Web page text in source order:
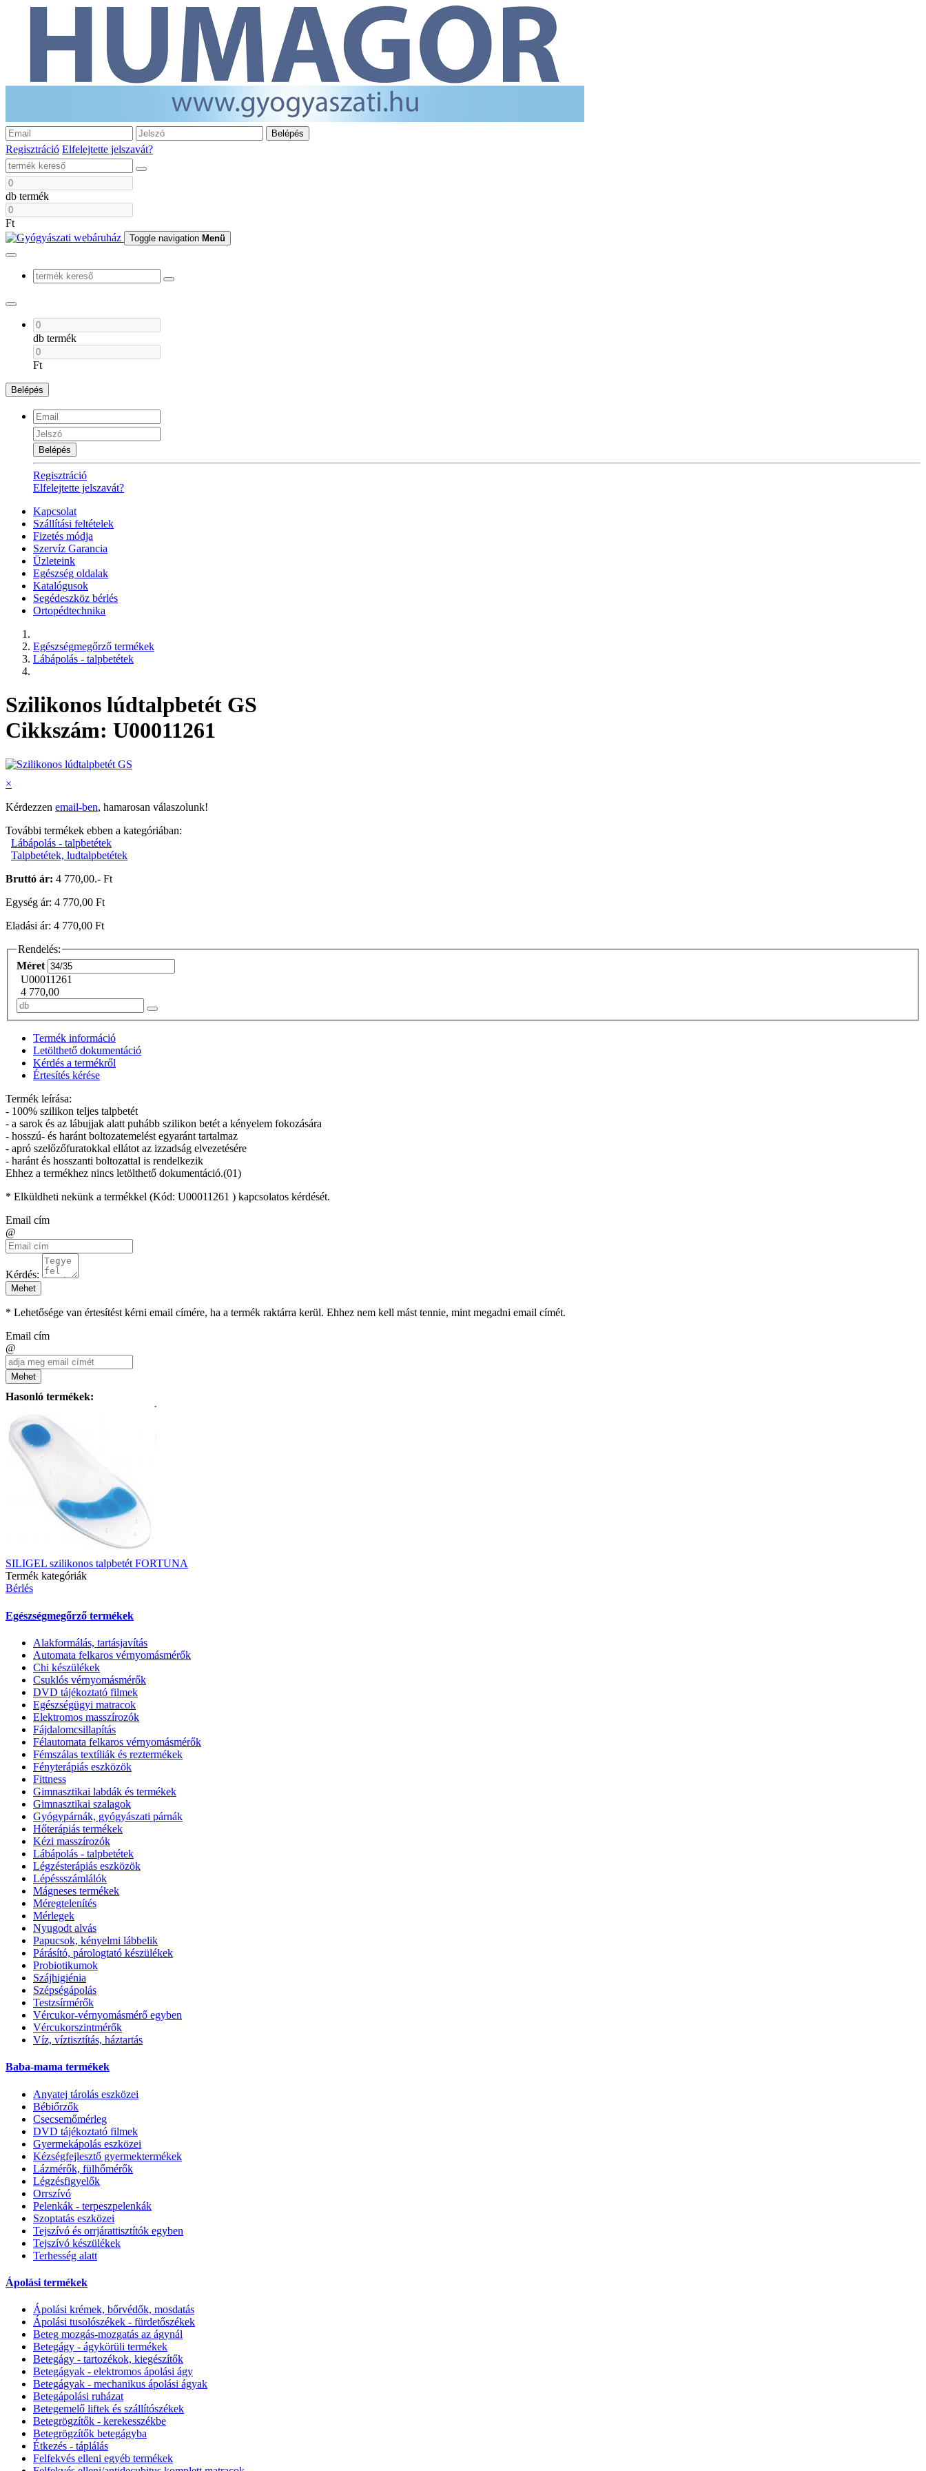
Belépés
Regisztráció Elfelejtette jelszavát?
db termék
Ft
Toggle navigation Menü
db termék
Ft
Belépés
Belépés
Regisztráció
Elfelejtette jelszavát?
Kapcsolat
Szállítási feltételek
Fizetés módja
Szervíz Garancia
Üzleteink
Egészség oldalak
Katalógusok
Segédeszköz bérlés
Ortopédtechnika
Egészségmegőrző termékek
Lábápolás - talpbetétek
Szilikonos lúdtalpbetét GS
Cikkszám: U00011261
×
Kérdezzen email-ben, hamarosan válaszolunk!
További termékek ebben a kategóriában:
Lábápolás - talpbetétek
Talpbetétek, ludtalpbetétek
Bruttó ár: 4 770,00.- Ft
Egység ár: 4 770,00 Ft
Eladási ár: 4 770,00 Ft
Rendelés:
Méret
U00011261
4 770,00
Termék információ
Letölthető dokumentáció
Kérdés a termékről
Értesítés kérése
Termék leírása:
- 100% szilikon teljes talpbetét
- a sarok és az lábujjak alatt puhább szilikon betét a kényelem fokozására
- hosszú- és haránt boltozatemelést egyaránt tartalmaz
- apró szelőzőfuratokkal ellátot az izzadság elvezetésére
- haránt és hosszanti boltozattal is rendelkezik
Ehhez a termékhez nincs letölthető dokumentáció.(01)
* Elküldheti nekünk a termékkel (Kód: U00011261 ) kapcsolatos kérdését.
Email cím
@
Kérdés:
Mehet
* Lehetősége van értesítést kérni email címére, ha a termék raktárra kerül. Ehhez nem kell mást tennie, mint megadni email címét.
Email cím
@
Mehet
Hasonló termékek:
SILIGEL szilikonos talpbetét FORTUNA
Termék kategóriák
Bérlés
Egészségmegőrző termékek
Alakformálás, tartásjavítás
Automata felkaros vérnyomásmérők
Chi készülékek
Csuklós vérnyomásmérők
DVD tájékoztató filmek
Egészségügyi matracok
Elektromos masszírozók
Fájdalomcsillapítás
Félautomata felkaros vérnyomásmérők
Fémszálas textíliák és reztermékek
Fényterápiás eszközök
Fittness
Gimnasztikai labdák és termékek
Gimnasztikai szalagok
Gyógypárnák, gyógyászati párnák
Hőterápiás termékek
Kézi masszírozók
Lábápolás - talpbetétek
Légzésterápiás eszközök
Lépéssszámlálók
Mágneses termékek
Méregtelenítés
Mérlegek
Nyugodt alvás
Papucsok, kényelmi lábbelik
Párásító, párologtató készülékek
Probiotikumok
Szájhigiénia
Szépségápolás
Testzsírmérők
Vércukor-vérnyomásmérő egyben
Vércukorszintmérők
Víz, víztisztítás, háztartás
Baba-mama termékek
Anyatej tárolás eszközei
Bébiőrzők
Csecsemőmérleg
DVD tájékoztató filmek
Gyermekápolás eszközei
Kézségfejlesztő gyermektermékek
Lázmérők, fülhőmérők
Légzésfigyelők
Orrszívó
Pelenkák - terpeszpelenkák
Szoptatás eszközei
Tejszívó és orrjárattisztítók egyben
Tejszívó készülékek
Terhesség alatt
Ápolási termékek
Ápolási krémek, bőrvédők, mosdatás
Ápolási tusolószékek - fürdetőszékek
Beteg mozgás-mozgatás az ágynál
Betegágy - ágykörüli termékek
Betegágy - tartozékok, kiegészítők
Betegágyak - elektromos ápolási ágy
Betegágyak - mechanikus ápolási ágyak
Betegápolási ruházat
Betegemelő liftek és szállítószékek
Betegrögzítők - kerekesszékbe
Betegrögzítők betegágyba
Étkezés - táplálás
Felfekvés elleni egyéb termékek